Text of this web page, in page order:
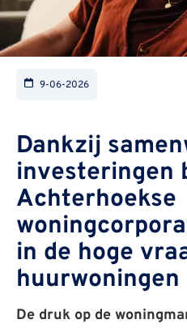
9-06-2026
Dankzij
investeringen
Achterhoekse
in de hoge
huurwoningen
De druk op de